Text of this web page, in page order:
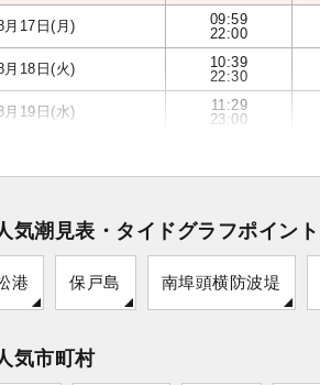
月17日(月)
09:59
22:00
月18日(火)
10:39
22:30
月19日(水)
11:29
23:00
気潮見表・タイドグラフポイント
港 保戸島 南埠頭横防波堤
気市町村